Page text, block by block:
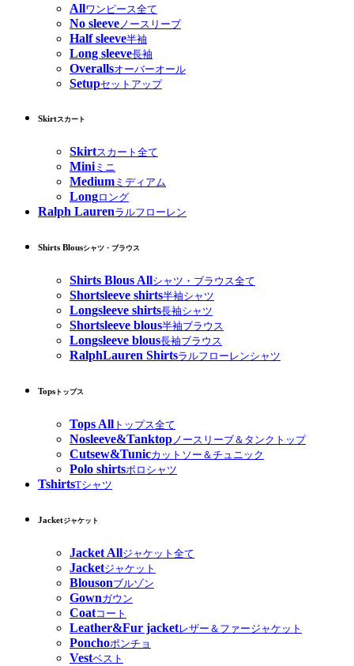
Allワンピース全て
No sleeve ノースリーブ
Half sleeve半袖
Long sleeve長袖
Overallsオーバーオール
Setupセットアップ
Skirtスカート
Skirtスカート全て
Miniミニ
Medium ミディアム
Longロング
Ralph Laurenラルフローレン
Shirts Blousシャツ・ブラウス
Shirts Blous Allシャツ・ブラウス全て
Shortsleeve shirts半袖シャツ
Longsleeve shirts長袖シャツ
Shortsleeve blous半袖ブラウス
Longsleeve blous長袖ブラウス
RalphLauren Shirtsラルフローレンシャツ
Tops トップス
Tops All トップス全て
Nosleeve&Tanktopノースリーブ＆タンクトップ
Cutsew&Tunicカットソー＆チュニック
Polo shirtsポロシャツ
TshirtsTシャツ
Jacketジャケット
Jacket Allジャケット全て
Jacketジャケット
Blousonブルゾン
Gownガウン
Coatコート
Leather&Fur jacketレザー＆ファージャケット
Ponchoポンチョ
Vestベスト